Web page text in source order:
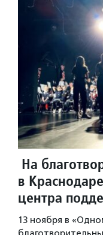
На
в
центра
13 ноября в